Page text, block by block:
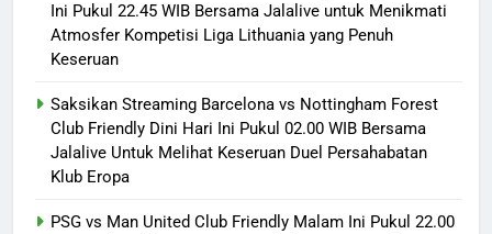
Ini Pukul 22.45 WIB Bersama Jalalive untuk Menikmati
Atmosfer Kompetisi Liga Lithuania yang Penuh
Keseruan
Saksikan Streaming Barcelona vs Nottingham Forest
Club Friendly Dini Hari Ini Pukul 02.00 WIB Bersama
Jalalive Untuk Melihat Keseruan Duel Persahabatan
Klub Eropa
PSG vs Man United Club Friendly Malam Ini Pukul 22.00